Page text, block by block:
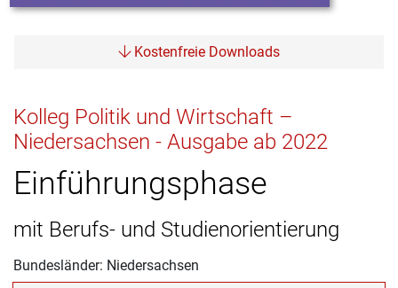
Kostenfreie Downloads
Kolleg Politik und Wirtschaft –
Niedersachsen - Ausgabe ab 2022
Einführungsphase
mit Berufs- und Studienorientierung
Bundesländer: Niedersachsen